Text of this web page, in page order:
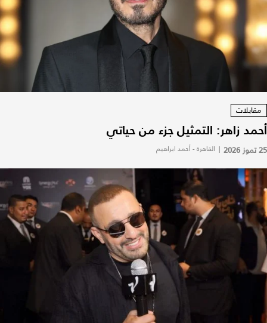
مقابلات
أحمد زاهر: التمثيل جزء من حياتي
25 تموز 2026 | القاهرة - أحمد ابراهيم